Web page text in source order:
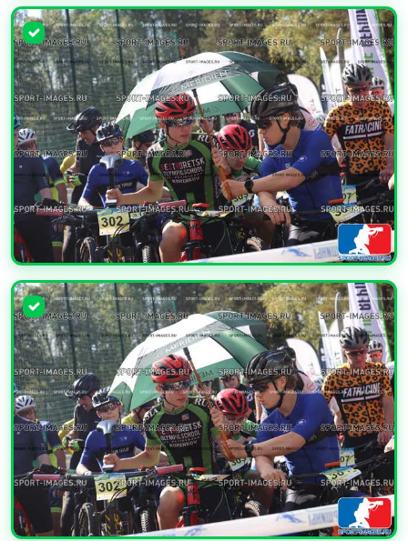
УВЕЛИЧИТЬ
УВЕЛИЧИТЬ